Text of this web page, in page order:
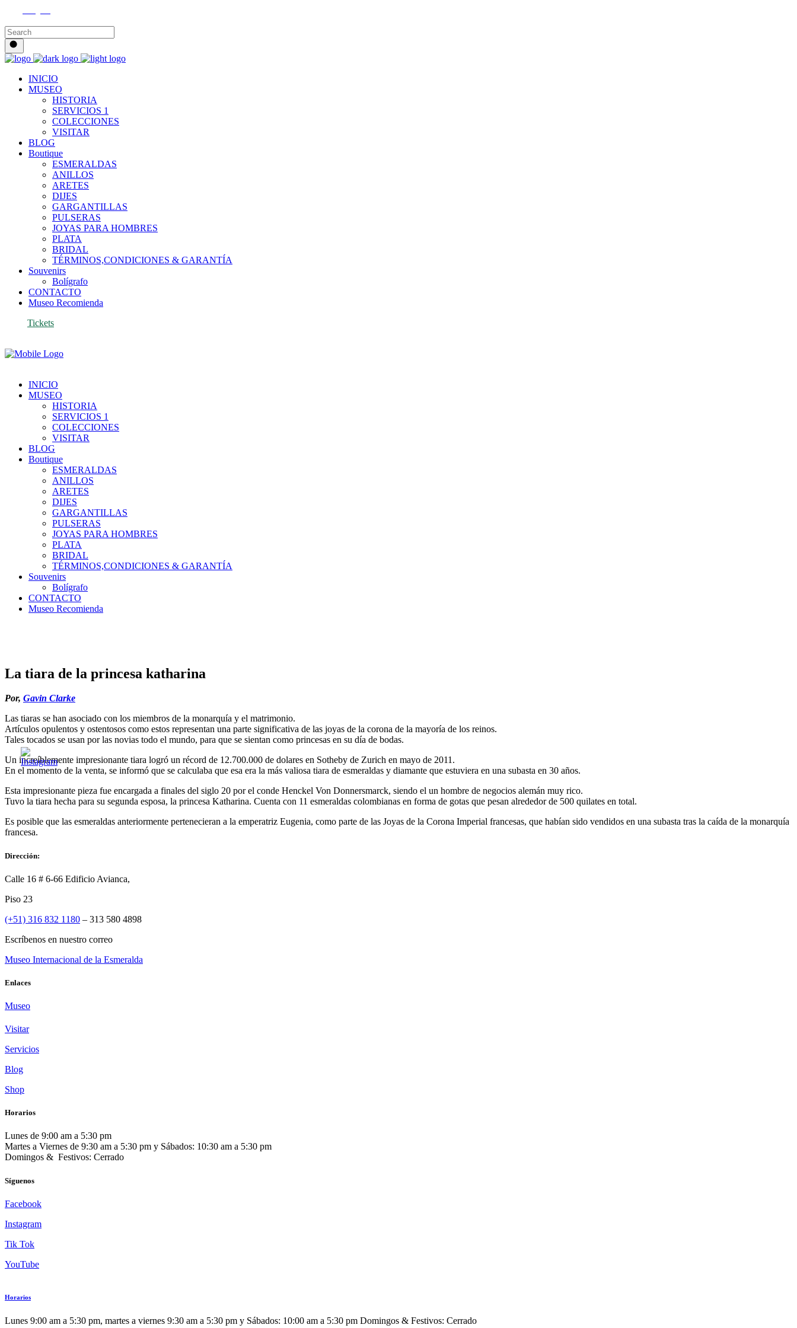
INICIO
MUSEO
HISTORIA
SERVICIOS 1
COLECCIONES
VISITAR
BLOG
Boutique
ESMERALDAS
ANILLOS
ARETES
DIJES
GARGANTILLAS
PULSERAS
JOYAS PARA HOMBRES
PLATA
BRIDAL
TÉRMINOS,CONDICIONES & GARANTÍA
Souvenirs
Bolígrafo
CONTACTO
Museo Recomienda
Tickets
INICIO
MUSEO
HISTORIA
SERVICIOS 1
COLECCIONES
VISITAR
BLOG
Boutique
ESMERALDAS
ANILLOS
ARETES
DIJES
GARGANTILLAS
PULSERAS
JOYAS PARA HOMBRES
PLATA
BRIDAL
TÉRMINOS,CONDICIONES & GARANTÍA
Souvenirs
Bolígrafo
CONTACTO
Museo Recomienda
La tiara de la princesa katharina
Por, Gavin Clarke
Las tiaras se han asociado con los miembros de la monarquía y el matrimonio.
Artículos opulentos y ostentosos como estos representan una parte significativa de las joyas de la corona de la mayoría de los reinos.
Tales tocados se usan por las novias todo el mundo, para que se sientan como princesas en su día de bodas.
Un increíblemente impresionante tiara logró un récord de 12.700.000 de dolares en Sotheby de Zurich en mayo de 2011.
En el momento de la venta, se informó que se calculaba que esa era la más valiosa tiara de esmeraldas y diamante que estuviera en una subasta en 30 años.
Esta impresionante pieza fue encargada a finales del siglo 20 por el conde Henckel Von Donnersmarck, siendo el un hombre de negocios alemán muy rico.
Tuvo la tiara hecha para su segunda esposa, la princesa Katharina. Cuenta con 11 esmeraldas colombianas en forma de gotas que pesan alrededor de 500 quilates en total.
Es posible que las esmeraldas anteriormente pertenecieran a la emperatriz Eugenia, como parte de las Joyas de la Corona Imperial francesas, que habían sido vendidos en una subasta tras la caída de la monarquía
francesa.
Dirección:
Calle 16 # 6-66 Edificio Avianca,
Piso 23
(+51) 316 832 1180 – 313 580 4898
Escríbenos en nuestro correo
Museo Internacional de la Esmeralda
Enlaces
Museo
Visitar
Servicios
Blog
Shop
Horarios
Lunes de 9:00 am a 5:30 pm
Martes a Viernes de 9:30 am a 5:30 pm y Sábados: 10:30 am a 5:30 pm
Domingos & Festivos: Cerrado
Síguenos
Facebook
Instagram
Tik Tok
YouTube
Horarios
Lunes 9:00 am a 5:30 pm, martes a viernes 9:30 am a 5:30 pm y Sábados: 10:00 am a 5:30 pm Domingos & Festivos: Cerrado